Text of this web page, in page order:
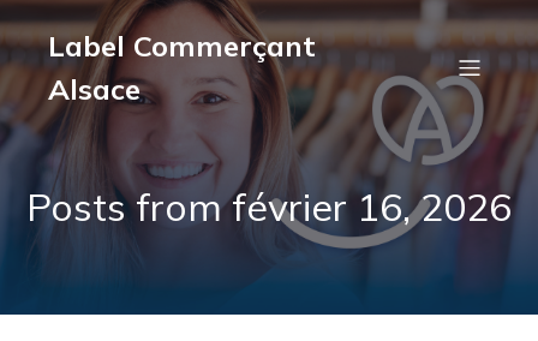
Label Commerçant
Alsace
Posts from février 16, 2026